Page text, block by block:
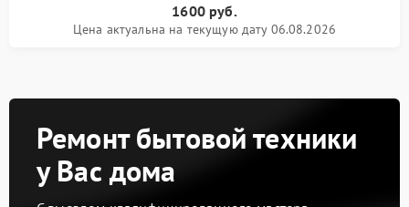
1600 руб.
Цена актуальна на текущую дату 06.08.2026
Ремонт бытовой техники
у Вас дома